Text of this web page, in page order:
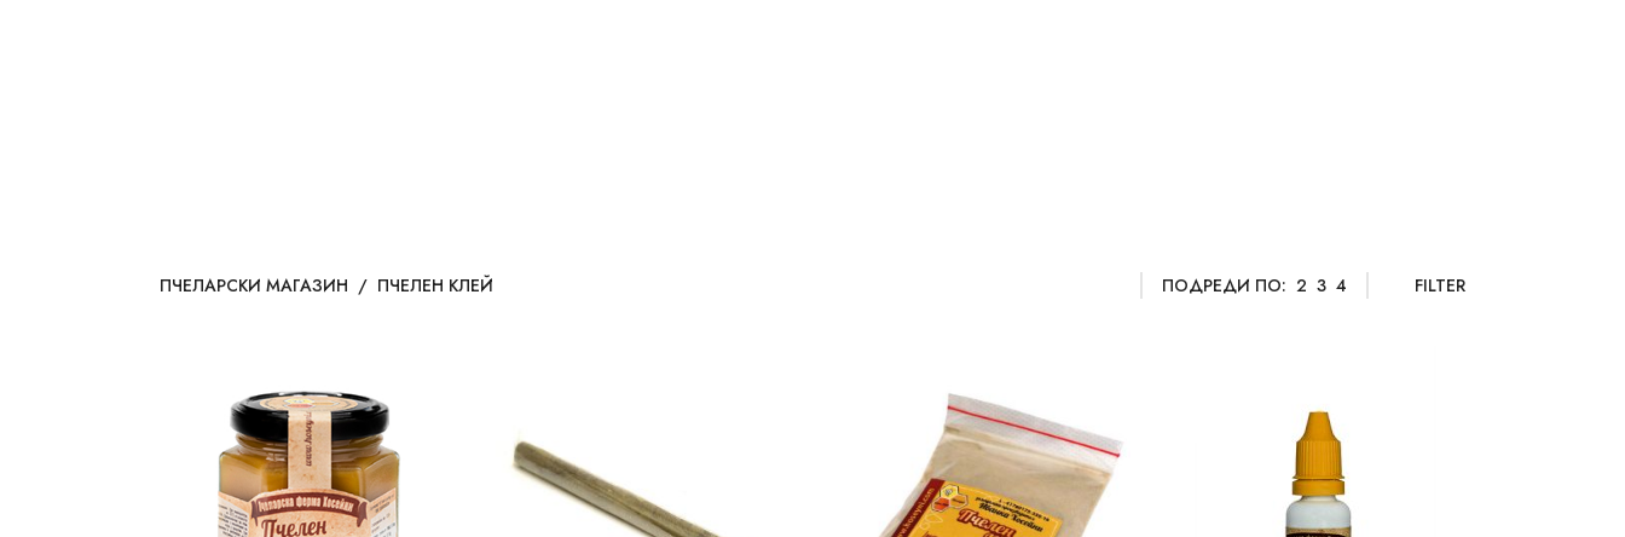
ПЧЕЛАРСКИ МАГАЗИН / ПЧЕЛЕН КЛЕЙ ПОДРЕДИ ПО: 2 3 4 FILTER